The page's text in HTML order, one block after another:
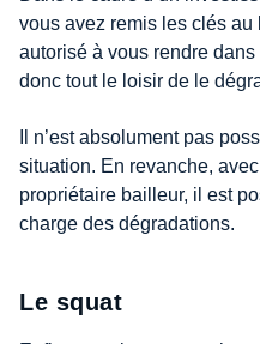
vous avez remis les clés au
autorisé à vous rendre
donc tout le loisir de le
Il n’est absolument pas
situation. En revanche,
propriétaire bailleur, il est
charge des dégradations.
Le squat